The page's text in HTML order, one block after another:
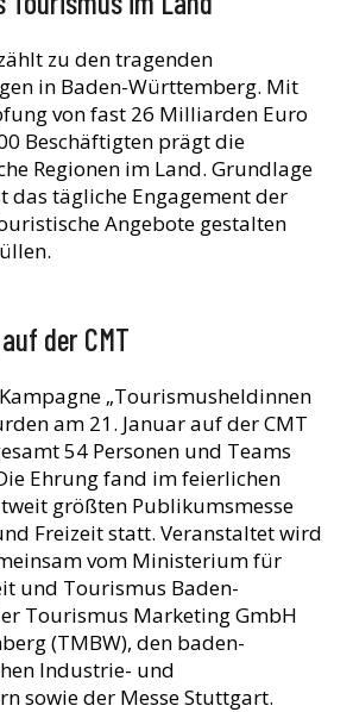
zu den tragenden
in Baden-Württemberg. Mit
von fast 26 Milliarden Euro
Beschäftigten prägt die
Regionen im Land. Grundlage
das tägliche Engagement der
Angebote gestalten
der CMT
„Tourismusheldinnen
am 21. Januar auf der CMT
54 Personen und Teams
Ehrung fand im feierlichen
größten Publikumsmesse
Freizeit statt. Veranstaltet wird
vom Ministerium für
und Tourismus Baden-
Tourismus Marketing GmbH
(TMBW), den baden-
Industrie- und
sowie der Messe Stuttgart.